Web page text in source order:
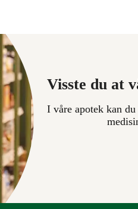
Visste du at
I våre apotek kan